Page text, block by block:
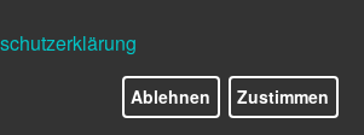
Ablehnen Zustimmen